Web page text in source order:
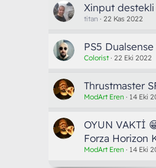
Xinput
titan 22 Kas 2022
PS5
Colorist 22 Eki 2022
Thrustmaster
ModArt Eren 14 Eki
OYUN VAKTİ
Forza Horizon
ModArt Eren 14 Eki